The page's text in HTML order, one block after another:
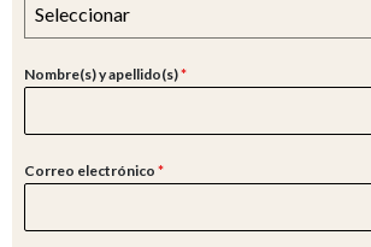
Seleccionar
Nombre(s) y apellido(s)*
Correo electrónico *